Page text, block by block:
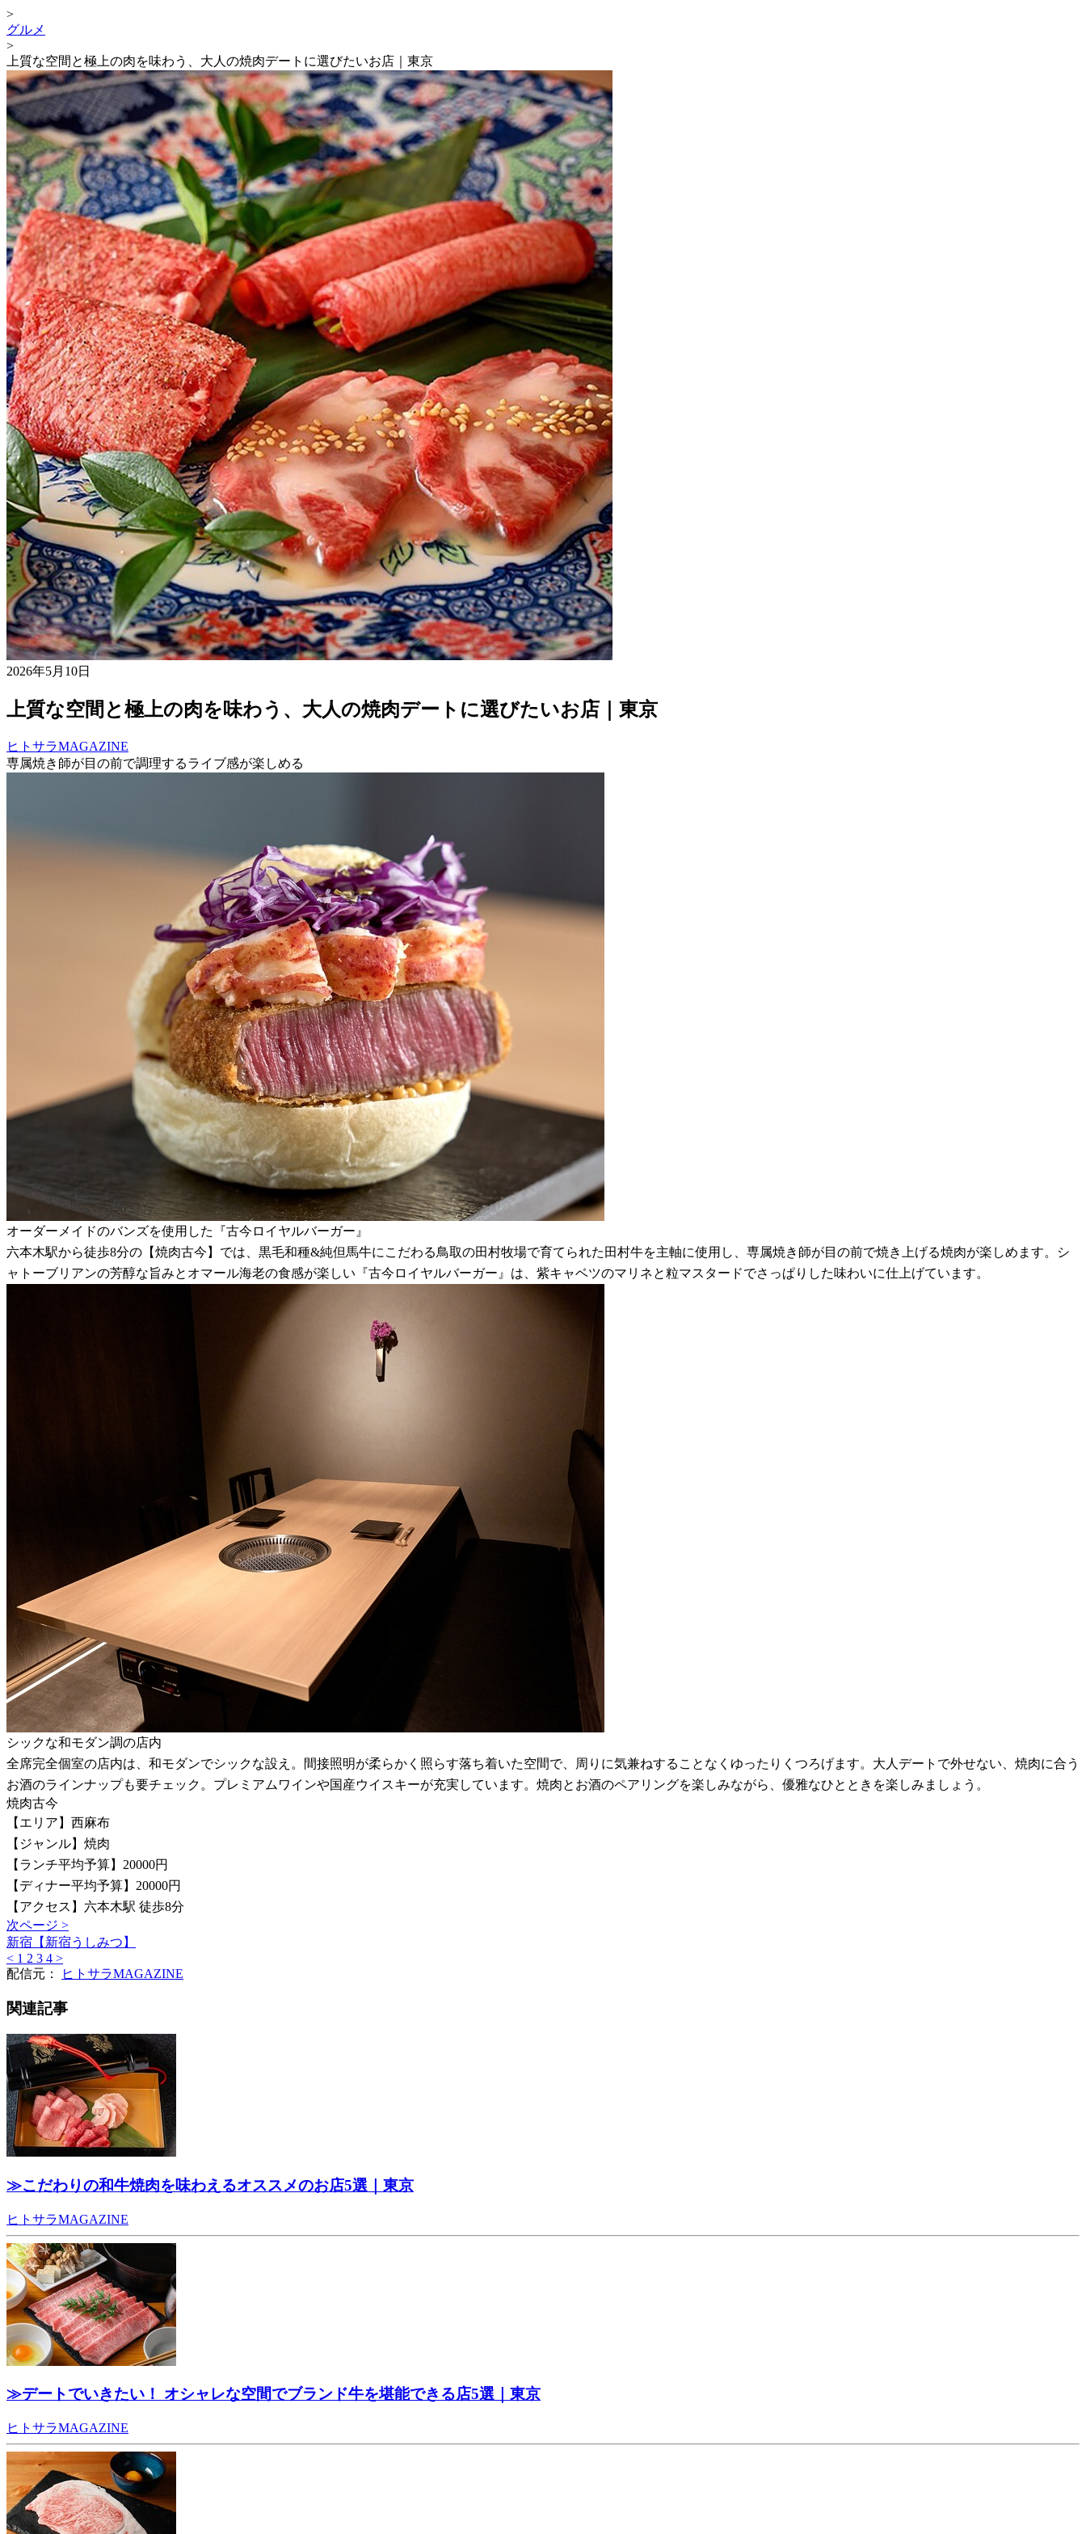
>
グルメ
>
上質な空間と極上の肉を味わう、大人の焼肉デートに選びたいお店｜東京
2026年5月10日
上質な空間と極上の肉を味わう、大人の焼肉デートに選びたいお店｜東京
ヒトサラMAGAZINE
専属焼き師が目の前で調理するライブ感が楽しめる
オーダーメイドのバンズを使用した『古今ロイヤルバーガー』
六本木駅から徒歩8分の【焼肉古今】では、黒毛和種&純但馬牛にこだわる鳥取の田村牧場で育てられた田村牛を主軸に使用し、専属焼き師が目の前で焼き上げる焼肉が楽しめます。シ
ャトーブリアンの芳醇な旨みとオマール海老の食感が楽しい『古今ロイヤルバーガー』は、紫キャベツのマリネと粒マスタードでさっぱりした味わいに仕上げています。
シックな和モダン調の店内
全席完全個室の店内は、和モダンでシックな設え。間接照明が柔らかく照らす落ち着いた空間で、周りに気兼ねすることなくゆったりくつろげます。大人デートで外せない、焼肉に合う
お酒のラインナップも要チェック。プレミアムワインや国産ウイスキーが充実しています。焼肉とお酒のペアリングを楽しみながら、優雅なひとときを楽しみましょう。
焼肉古今
【エリア】西麻布
【ジャンル】焼肉
【ランチ平均予算】20000円
【ディナー平均予算】20000円
【アクセス】六本木駅 徒歩8分
次ページ >
新宿【新宿うしみつ】
< 1 2 3 4 >
配信元：
ヒトサラMAGAZINE
関連記事
≫こだわりの和牛焼肉を味わえるオススメのお店5選｜東京
ヒトサラMAGAZINE
≫デートでいきたい！ オシャレな空間でブランド牛を堪能できる店5選｜東京
ヒトサラMAGAZINE